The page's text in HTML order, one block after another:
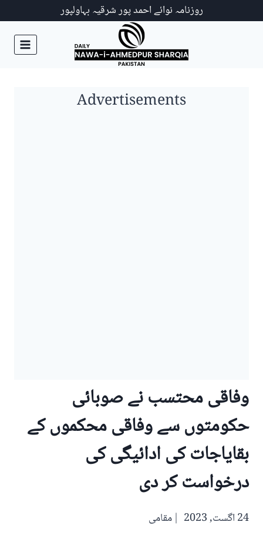
روزنامہ نوائے احمد پور شرقیہ بہاولپور
Advertisements
وفاقی محتسب نے صوبائی
حکومتوں سے وفاقی محکموں کے
بقایاجات کی ادائیگی کی
درخواست کر دی
24 اگست, 2023 مقامی